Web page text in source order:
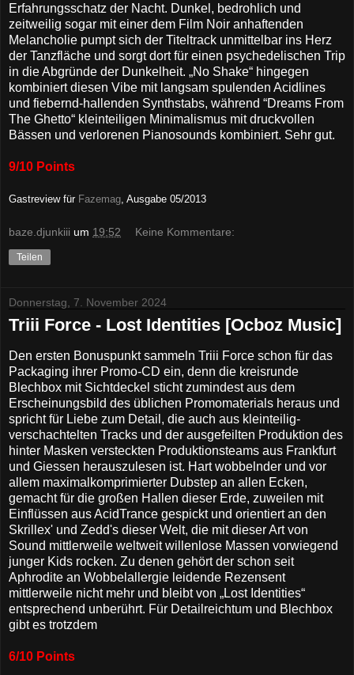
Erfahrungsschatz der Nacht. Dunkel, bedrohlich und
zeitweilig sogar mit einer dem Film Noir anhaftenden
Melancholie pumpt sich der Titeltrack unmittelbar ins Herz
der Tanzfläche und sorgt dort für einen psychedelischen Trip
in die Abgründe der Dunkelheit. „No Shake“ hingegen
kombiniert diesen Vibe mit langsam spulenden Acidlines
und fiebernd-hallenden Synthstabs, während “Dreams From
The Ghetto“ kleinteiligen Minimalismus mit druckvollen
Bässen und verlorenen Pianosounds kombiniert. Sehr gut.
9/10 Points
Gastreview für Fazemag , Ausgabe 05/2013
baze.djunkiii um 19:52 Keine Kommentare:
Teilen
Donnerstag, 7. November 2024
Triii Force - Lost Identities [Ocboz Music]
Den ersten Bonuspunkt sammeln Triii Force schon für das
Packaging ihrer Promo-CD ein, denn die kreisrunde
Blechbox mit Sichtdeckel sticht zumindest aus dem
Erscheinungsbild des üblichen Promomaterials heraus und
spricht für Liebe zum Detail, die auch aus kleinteilig-
verschachtelten Tracks und der ausgefeilten Produktion des
hinter Masken versteckten Produktionsteams aus Frankfurt
und Giessen herauszulesen ist. Hart wobbelnder und vor
allem maximalkomprimierter Dubstep an allen Ecken,
gemacht für die großen Hallen dieser Erde, zuweilen mit
Einflüssen aus AcidTrance gespickt und orientiert an den
Skrillex' und Zedd's dieser Welt, die mit dieser Art von
Sound mittlerweile weltweit willenlose Massen vorwiegend
junger Kids rocken. Zu denen gehört der schon seit
Aphrodite an Wobbelallergie leidende Rezensent
mittlerweile nicht mehr und bleibt von „Lost Identities“
entsprechend unberührt. Für Detailreichtum und Blechbox
gibt es trotzdem
6/10 Points